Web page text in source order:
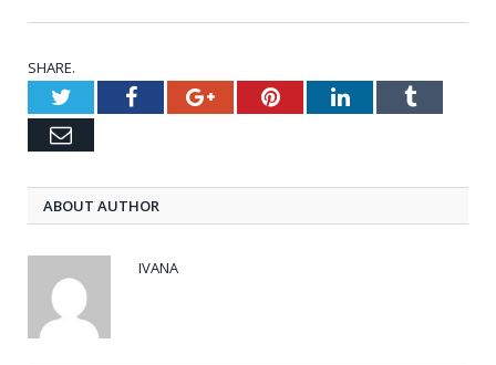
SHARE.
TwitterFacebookGoogle+PinterestLinkedInTumblr
Email
ABOUT AUTHOR
IVANA